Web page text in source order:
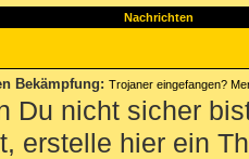
Nachrichten
Bekämpfung: Trojaner eingefangen?
Du nicht sicher
erstelle hier ein